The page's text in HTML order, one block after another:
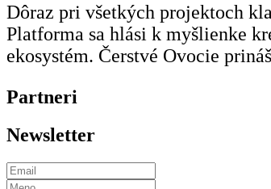
Dôraz pri všetkých projektoch
Platforma sa hlási k myšlienke
ekosystém. Čerstvé Ovocie
Partneri
Newsletter